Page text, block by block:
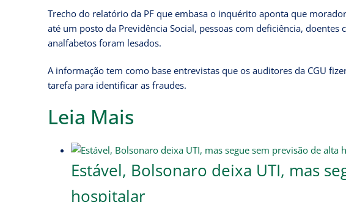
Trecho do relatório da PF que embasa o inquérito aponta que
até um posto da Previdência Social, pessoas com deficiência,
analfabetos foram lesados.
A informação tem como base entrevistas que os auditores da CGU
tarefa para identificar as fraudes.
Leia Mais
Estável, Bolsonaro deixa UTI, mas
hospitalar